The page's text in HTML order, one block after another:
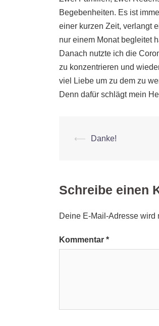
Begebenheiten. Es ist
einer kurzen Zeit, verlangt
nur einem Monat begleitet
Danach nutzte ich die
zu konzentrieren und
viel Liebe um zu dem zu
Denn dafür schlägt mein
Beitrags-
⟵ Danke!
Schreibe einen
Deine E-Mail-Adresse wird
Kommentar *